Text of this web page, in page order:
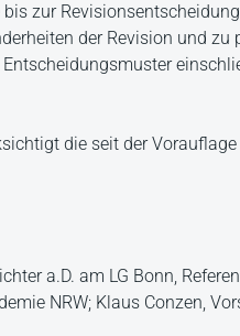
zur
der Revision und
die seit der
a.D. am LG Bonn,
NRW; Klaus Conzen,